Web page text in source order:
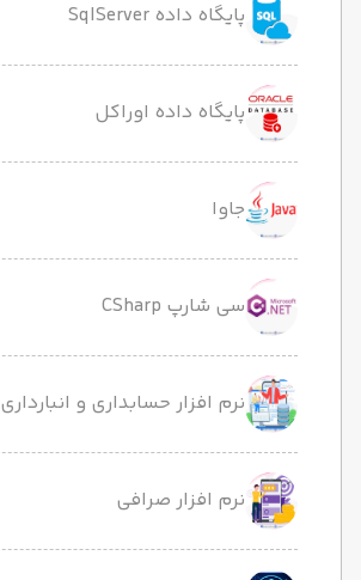
پایگاه داده SqlServer
پایگاه داده اوراکل
جاوا
سی شارپ CSharp
نرم افزار حسابداری و انبارداری
نرم افزار صرافی